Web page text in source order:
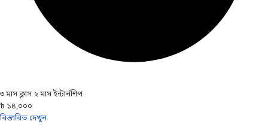
৩ মাস ক্লাস ২ মাস ইন্টার্নশিপ
৳ ১৪,০০০
বিস্তারিত দেখুন